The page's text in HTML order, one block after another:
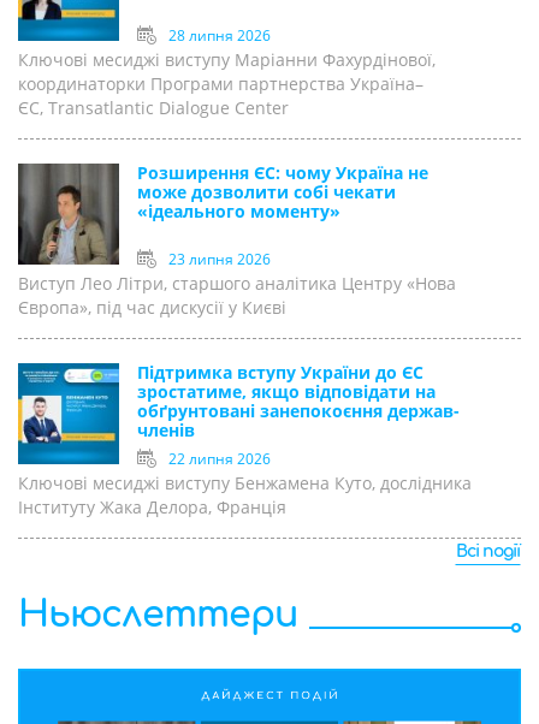
28 липня 2026
Ключові месиджі виступу Маріанни Фахурдінової,
координаторки Програми партнерства Україна–
ЄС, Transatlantic Dialogue Center
Розширення ЄС: чому Україна не
може дозволити собі чекати
«ідеального моменту»
23 липня 2026
Виступ Лео Літри, старшого аналітика Центру «Нова
Європа», під час дискусії у Києві
Підтримка вступу України до ЄС
зростатиме, якщо відповідати на
обґрунтовані занепокоєння держав-
членів
22 липня 2026
Ключові месиджі виступу Бенжамена Куто, дослідника
Інституту Жака Делора, Франція
Всі події
Ньюслеттери